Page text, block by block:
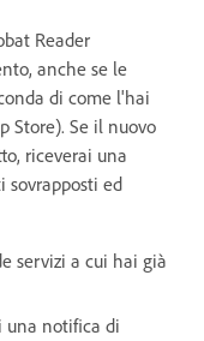
Reader
anche se le
di come l'hai
Store). Se il nuovo
riceverai una
ed
servizi a cui hai già
una notifica di